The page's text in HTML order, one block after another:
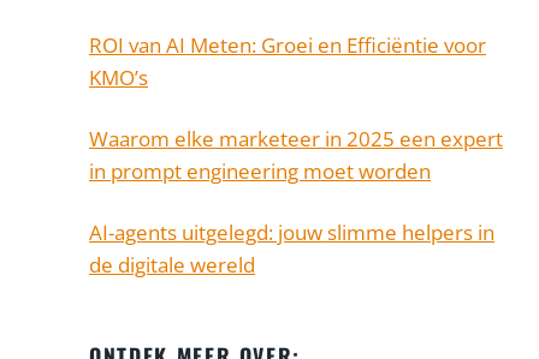
ROI van AI Meten: Groei en Efficiëntie voor
KMO’s
Waarom elke marketeer in 2025 een expert
in prompt engineering moet worden
AI-agents uitgelegd: jouw slimme helpers in
de digitale wereld